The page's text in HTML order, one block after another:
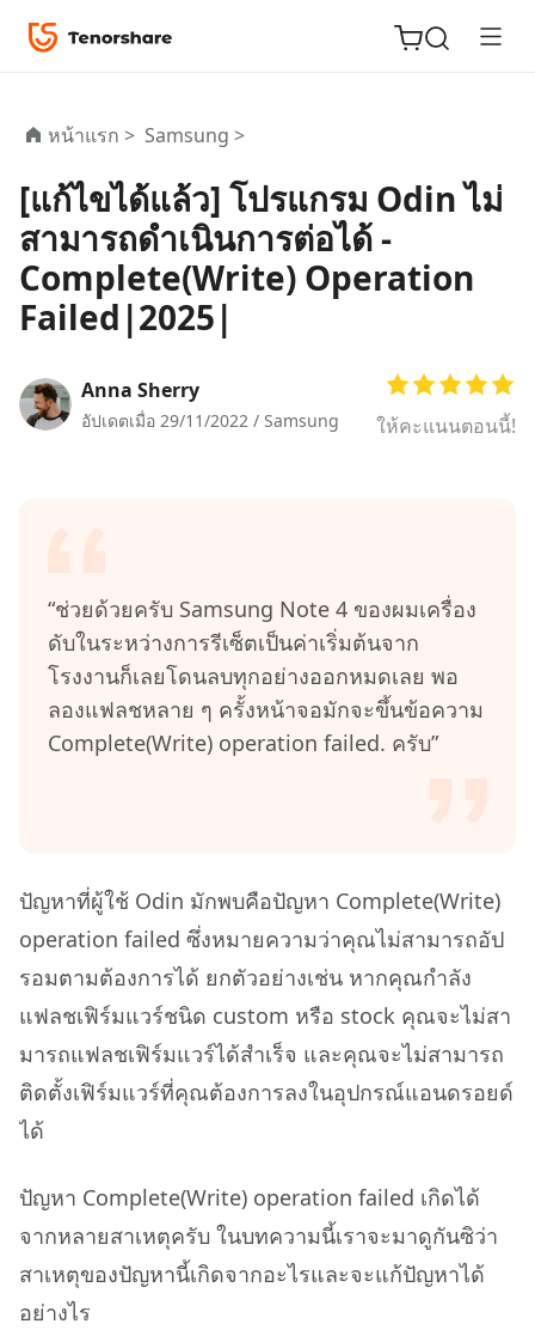
ReiBoot
for iOS
Tenorshare
PDNob
iAnyGo
หน้าแรก > Samsung >
[แก้ไขได้แล้ว] โปรแกรม Odin ไม่
สามารถดำเนินการต่อได้ -
Complete(Write) Operation
Failed|2025|
Anna Sherry
อัปเดตเมื่อ 29/11/2022 / Samsung ให้คะแนนตอนนี้!
“ช่วยด้วยครับ Samsung Note 4 ของผมเครื่อง
ดับในระหว่างการรีเซ็ตเป็นค่าเริ่มต้นจาก
โรงงานก็เลยโดนลบทุกอย่างออกหมดเลย พอ
ลองแฟลชหลาย ๆ ครั้งหน้าจอมักจะขึ้นข้อความ
Complete(Write) operation failed. ครับ”
ปัญหาที่ผู้ใช้ Odin มักพบคือปัญหา Complete(Write)
operation failed ซึ่งหมายความว่าคุณไม่สามารถอัป
รอมตามต้องการได้ ยกตัวอย่างเช่น หากคุณกำลัง
แฟลชเฟิร์มแวร์ชนิด custom หรือ stock คุณจะไม่สา
มารถแฟลชเฟิร์มแวร์ได้สำเร็จ และคุณจะไม่สามารถ
ติดตั้งเฟิร์มแวร์ที่คุณต้องการลงในอุปกรณ์แอนดรอยด์
ได้
ปัญหา Complete(Write) operation failed เกิดได้
จากหลายสาเหตุครับ ในบทความนี้เราจะมาดูกันซิว่า
สาเหตุของปัญหานี้เกิดจากอะไรและจะแก้ปัญหาได้
อย่างไร